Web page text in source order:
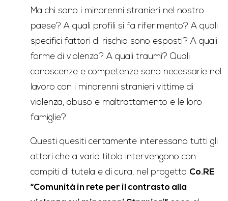
Ma chi sono i minorenni stranieri nel nostro
paese? A quali profili si fa riferimento? A quali
specifici fattori di rischio sono esposti? A quali
forme di violenza? A quali traumi? Quali
conoscenze e competenze sono necessarie nel
lavoro con i minorenni stranieri vittime di
violenza, abuso e maltrattamento e le loro
famiglie?
Questi quesiti certamente interessano tutti gli
attori che a vario titolo intervengono con
compiti di tutela e di cura, nel progetto Co.RE
“Comunità in rete per il contrasto alla